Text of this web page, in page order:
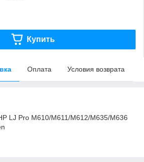
Купить
Оплата Условия возврата
LJ Pro М610/M611/M612/M635/M636